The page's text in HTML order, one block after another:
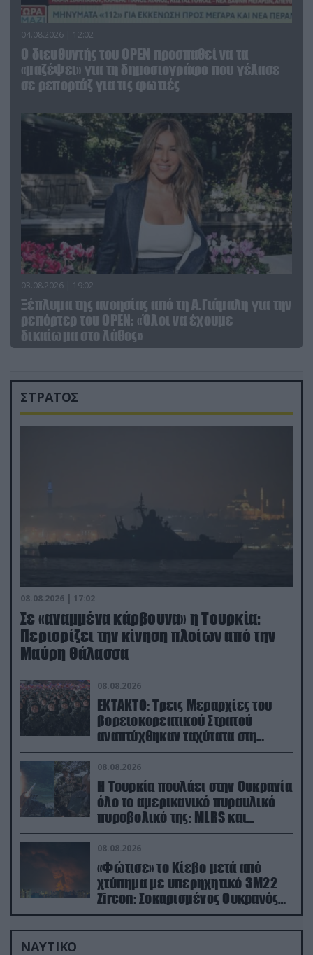
04.08.2026 | 12:02
O διευθυντής του OPEN προσπαθεί να τα
«μαζέψει» για τη δημοσιογράφο που γέλασε
σε ρεπορτάζ για τις φωτιές
03.08.2026 | 19:02
Ξέπλυμα της ανοησίας από τη Α.Γιάμαλη για την
ρεπόρτερ του ΟΡΕΝ: «Όλοι να έχουμε
δικαίωμα στο λάθος»
ΣΤΡΑΤΟΣ
08.08.2026 | 17:02
Σε «αναμμένα κάρβουνα» η Τουρκία:
Περιορίζει την κίνηση πλοίων από την
Μαύρη Θάλασσα
08.08.2026
ΕΚΤΑΚΤΟ: Τρεις Μεραρχίες του
βορειοκορεατικού Στρατού
αναπτύχθηκαν ταχύτατα στη
Ρωσία
08.08.2026
Η Τουρκία πουλάει στην Ουκρανία
όλο το αμερικανικό πυραυλικό
πυροβολικό της: MLRS και
ΑΤΑCMS
08.08.2026
«Φώτισε» το Κίεβο μετά από
χτύπημα με υπερηχητικό 3M22
Zircon: Σοκαρισμένος Ουκρανός
κατέγραψε τη στιγμή (βίντεο)
ΝΑΥΤΙΚΟ